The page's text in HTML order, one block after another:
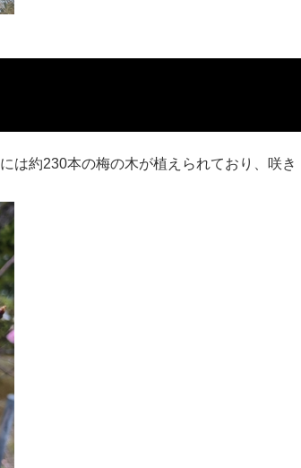
には約230本の梅の木が植えられており、咲き